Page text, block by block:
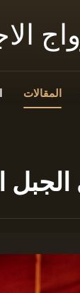
المقالات